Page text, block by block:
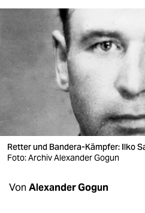
berlin
nord
wahrheit
verlag
verlag
veranstaltungen
Retter und Bandera-Kämpfer: Ilko
Foto: Archiv Alexander Gogun
Von Alexander Gogun